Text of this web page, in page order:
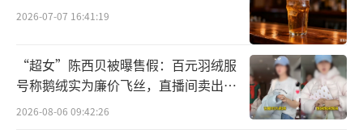
2026-07-07 16:41:19
“超女”陈西贝被曝售假：百元羽绒服
号称鹅绒实为廉价飞丝，直播间卖出超
百万元
2026-08-06 09:42:26